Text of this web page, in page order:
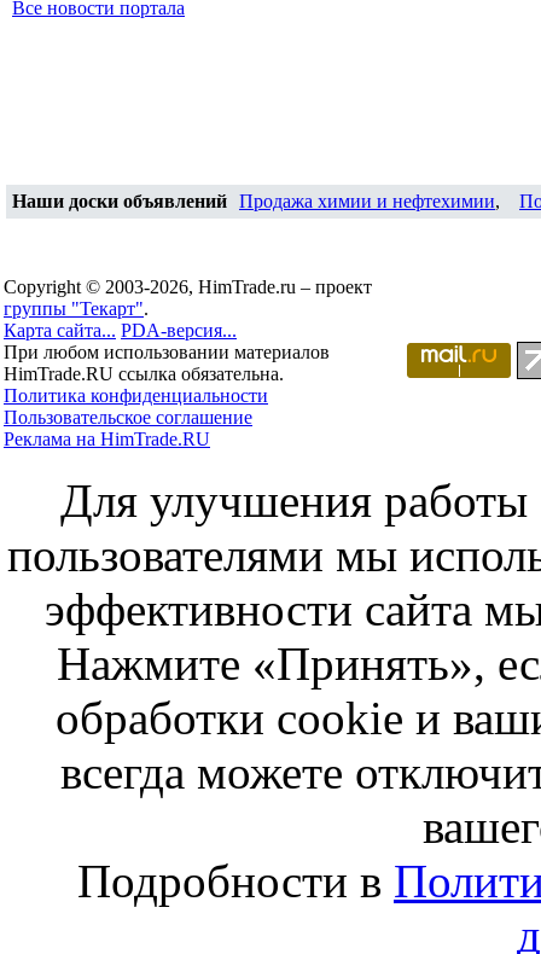
Все новости портала
Наши доски объявлений Продажа химии и нефтехимии,
Copyright © 2003-2026, HimTrade.ru – проект
группы "Текарт".
Карта сайта... PDA-версия...
При любом использовании материалов
HimTrade.RU ссылка обязательна.
Политика конфиденциальности
Пользовательское соглашение
Реклама на HimTrade.RU
Для улучшения работы
пользователями мы
эффективности сайта
Нажмите «Принять»,
обработки cookie и
всегда можете
Подробности в